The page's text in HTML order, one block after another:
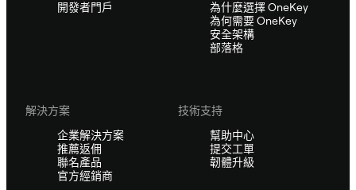
開發者門戶
為什麼選擇 OneKey
為何需要 OneKey
安全架構
部落格
解決方案
企業解決方案
推薦返佣
聯名產品
官方經銷商
技術支持
幫助中心
提交工單
韌體升級